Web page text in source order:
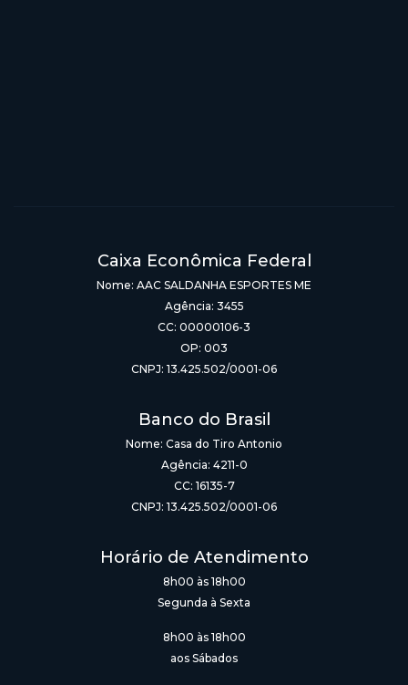
Caixa Econômica Federal
Nome: AAC SALDANHA ESPORTES ME
Agência: 3455
CC: 00000106-3
OP: 003
CNPJ: 13.425.502/0001-06
Banco do Brasil
Nome: Casa do Tiro Antonio
Agência: 4211-0
CC: 16135-7
CNPJ: 13.425.502/0001-06
Horário de Atendimento
8h00 às 18h00
Segunda à Sexta
8h00 às 18h00
aos Sábados